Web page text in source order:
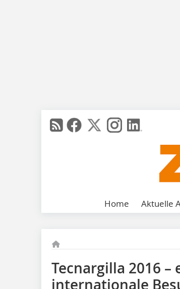
Home Aktuelle
Tecnargilla 2016 –
internationale